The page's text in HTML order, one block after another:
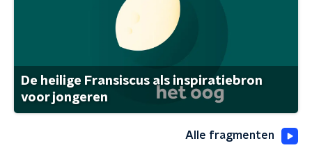
De heilige Fransiscus als inspiratiebron
voor jongeren
Alle fragmenten